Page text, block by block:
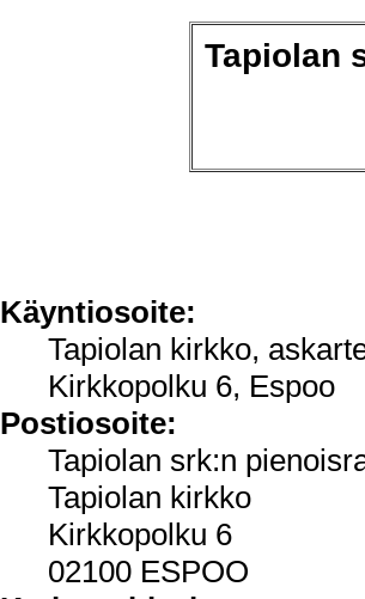
Tapiolan
Käyntiosoite:
Tapiolan kirkko,
Kirkkopolku 6, Espoo
Postiosoite:
Tapiolan srk:n
Tapiolan kirkko
Kirkkopolku 6
02100 ESPOO